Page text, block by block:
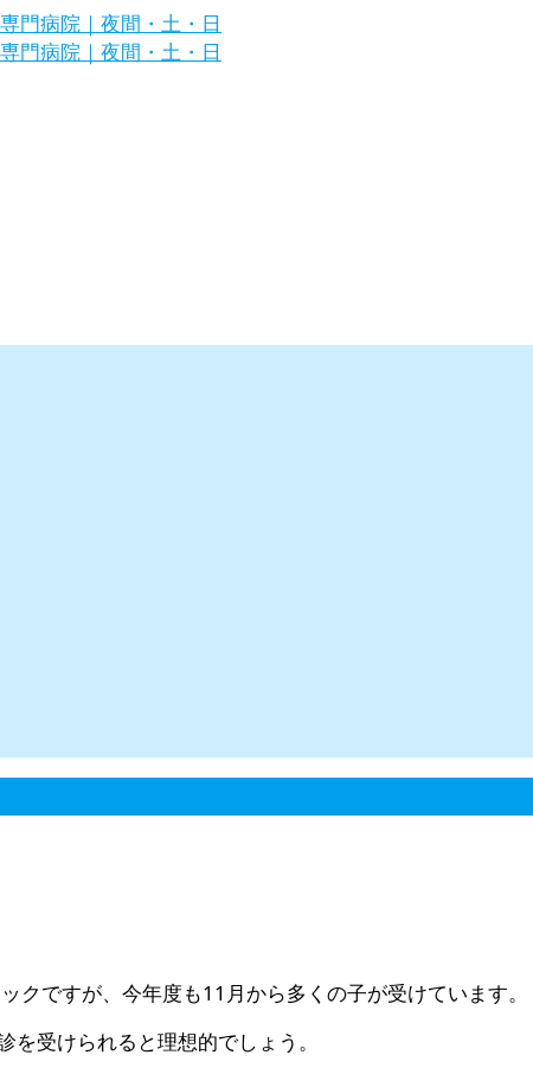
クですが、今年度も11月から多くの子が受けています。
受けられると理想的でしょう。